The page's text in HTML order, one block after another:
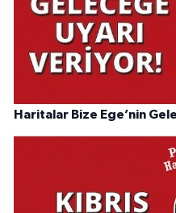
Haritalar Bize Ege’nin